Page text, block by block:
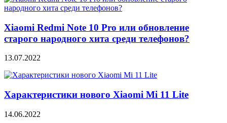
Xiaomi Redmi Note 10 Pro или обновление
старого народного хита среди телефонов?
13.07.2022
Характеристики нового Xiaomi Mi 11 Lite
14.06.2022